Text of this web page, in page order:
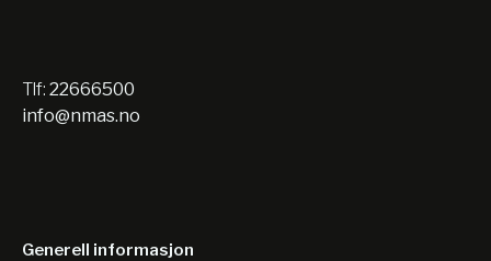
Tlf: 22666500
info@nmas.no
Generell informasjon